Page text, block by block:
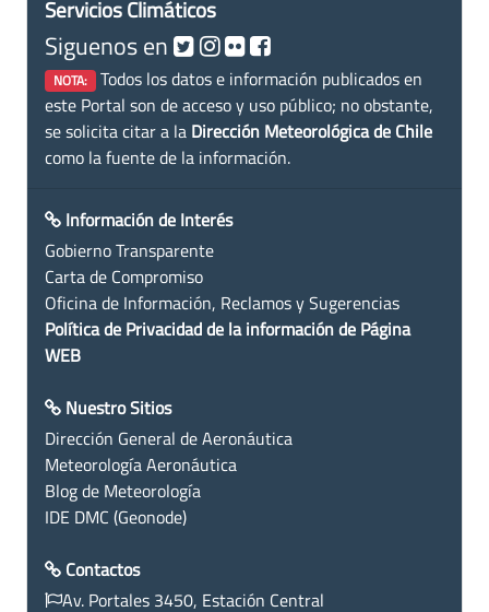
Servicios Climáticos
Siguenos en
NOTA: Todos los datos e información publicados en
este Portal son de acceso y uso público; no obstante,
se solicita citar a la Dirección Meteorológica de Chile
como la fuente de la información.
Información de Interés
Gobierno Transparente
Carta de Compromiso
Oficina de Información, Reclamos y Sugerencias
Política de Privacidad de la información de Página
WEB
Nuestro Sitios
Dirección General de Aeronáutica
Meteorología Aeronáutica
Blog de Meteorología
IDE DMC (Geonode)
Contactos
Av. Portales 3450, Estación Central